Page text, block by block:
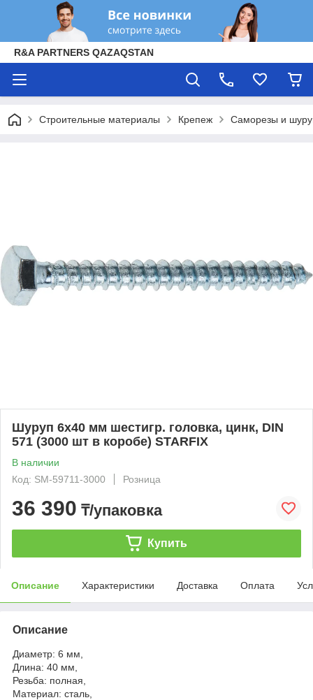
R&A PARTNERS QAZAQSTAN
Строительные материалы Крепеж Саморезы и
Шуруп 6х40 мм шестигр. головка, цинк, DIN
571 (3000 шт в коробе) STARFIX
В наличии
Код: SM-59711-3000
Розница
36 390 ₸/упаковка
Купить
Описание Характеристики Доставка Оплата
Описание
Диаметр: 6 мм,
Длина: 40 мм,
Резьба: полная,
Материал: сталь,